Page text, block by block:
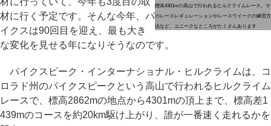
標高4301mの高山で行われるヒルクライムレース。そ
のレースレギュレーションやレースウイークの練習方
法など、ユニークなところがたくさんあります
材に行く予定です。そんな今年、パ
イクスは90回目を迎え、最も大き
な変化を見せる年になりそうなのです。
パイクスピーク・インターナショナル・ヒルクライムは、コ
ロラド州のパイクスピークという高山で行われるヒルクライム
レースで、標高2862mの地点から4301mの頂上まで、標高差1
439mのコースを約20km駆け上がり、誰が一番速く走れるかを